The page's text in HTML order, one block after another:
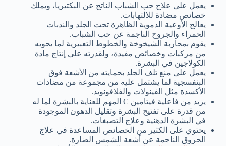
يعمل على علاج حب الشباب الناتج عن البكتيريا، ويملك
خصائص مضادة للالتهابات.
يعالج الأوعية الدموية الظاهرة تحت الجلد والندبات
الحمراء والجروح الناجمة عن حب الشباب.
يقوم بمحاربة الشيخوخة والخطوط التعبيرية لما يحويه
من مركبات وخصائص مفيدة، ولقدرته على إنتاج مادة
الكولاجين في البشرة.
يعمل على منع تلف الجلد بحمايته من الأشعة فوق
البنفسجية لما يشتمل عليه من مجموعة من مضادات
الأكسدة مثل الفينولات والفلافونويد.
يزيد من فاعلية فيتامين C المهم للعناية بالبشرة لما له
من قدرة على تفتيح البشرة وتقليل الدهون الموجودة
في البشرة الدهنية وعلاج التصبغات.
يحتوي على الكثير من الخصائص المساعدة في علاج
الحروق الناجمة عن أشعة الشمس الضارة.